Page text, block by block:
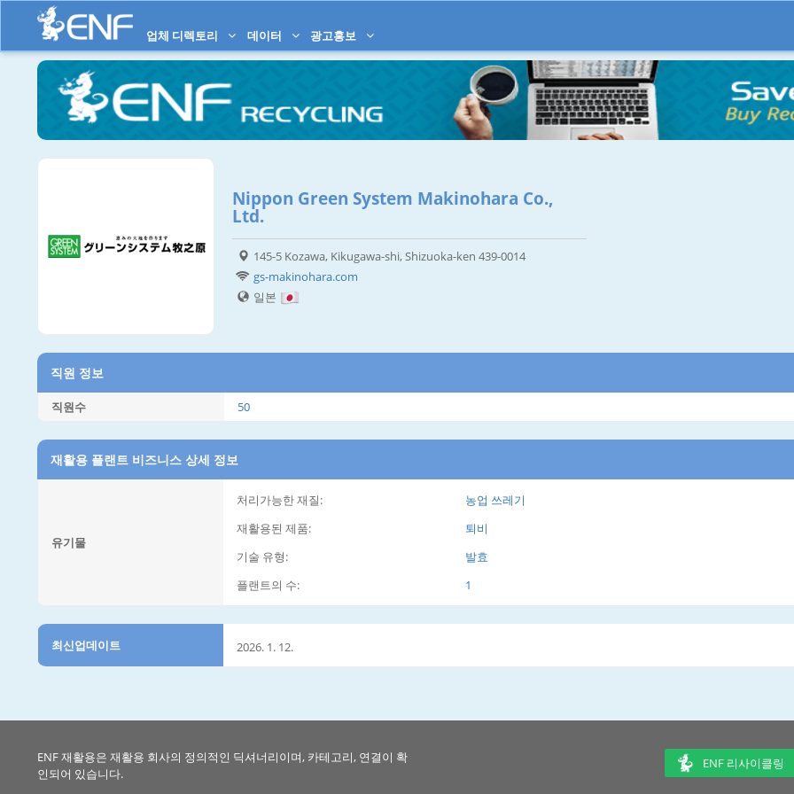
업체 디렉토리 데이터 광고홍보
Nippon Green System Makinohara Co.,
Ltd.
145-5 Kozawa, Kikugawa-shi, Shizuoka-ken 439-0014
gs-makinohara.com
일본
직원 정보
직원수 50
재활용 플랜트 비즈니스 상세 정보
유기물
처리가능한 재질:
농업 쓰레기
재활용된 제품:
퇴비
기술 유형:
발효
플랜트의 수:
1
최신업데이트 2026. 1. 12.
ENF 재활용은 재활용 회사의 정의적인 딕셔너리이며, 카테고리, 연결이 확
인되어 있습니다.
ENF 리사이클링